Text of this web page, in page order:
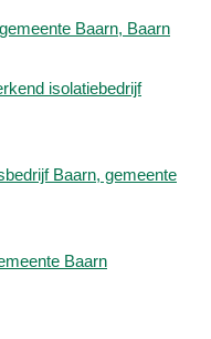
Baarn, Baarn
isolatiebedrijf
Baarn, gemeente
Baarn